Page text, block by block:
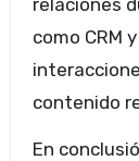
relaciones
como CRM
contenido
En